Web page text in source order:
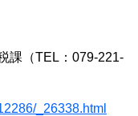
課（TEL：079-221-
_26338.html